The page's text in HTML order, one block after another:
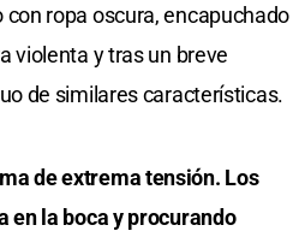
ropa oscura, encapuchado
violenta y tras un breve
de similares características.
de extrema tensión. Los
en la boca y procurando